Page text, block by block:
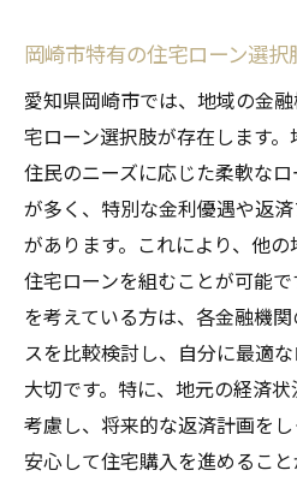
響
ライフスタイルに応
イミング
地域の金融機関が提供す
特長
愛知県岡崎市の主要
地域密着型サービス
各金融機関の変動型
る
地域金融機関が提供
活用する
住宅ローンの書類審
岡崎市特有の住宅ローン選択
愛知県岡崎市では、地域の金
宅ローン選択肢が存在します
住民のニーズに応じた柔軟な
が多く、特別な金利優遇や返
があります。これにより、他
住宅ローンを組むことが可能
を考えている方は、各金融機
スを比較検討し、自分に最適
大切です。特に、地元の経済
考慮し、将来的な返済計画をし
安心して住宅購入を進めること